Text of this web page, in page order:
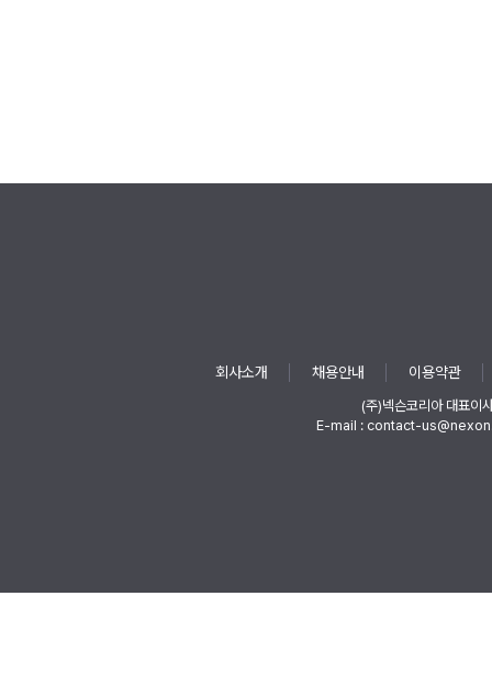
회사소개 채용안내 이용약관
(주)넥슨코리아 대표이
E-mail : contact-